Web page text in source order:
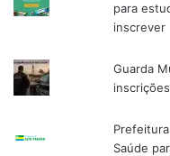
para
inscrever
Guarda
Saúde